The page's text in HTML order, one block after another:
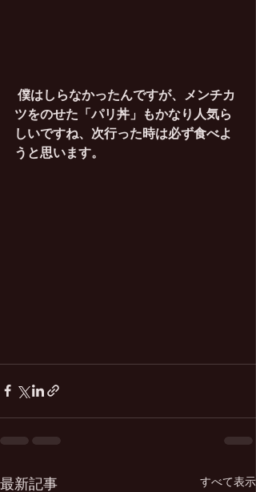
僕はしらなかったんですが、メンチカ
ツをのせた「パリ丼」もかなり人気ら
しいですね、次行った時は必ず食べよ
うと思います。
最新記事 すべて表示